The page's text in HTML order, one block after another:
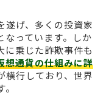
遂げ、多くの投資家
なっています。しか
に乗じた詐欺事件も
想通貨の仕組みに詳
横行しており、世界